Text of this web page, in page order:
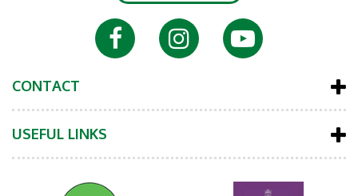
CONTACT
USEFUL LINKS